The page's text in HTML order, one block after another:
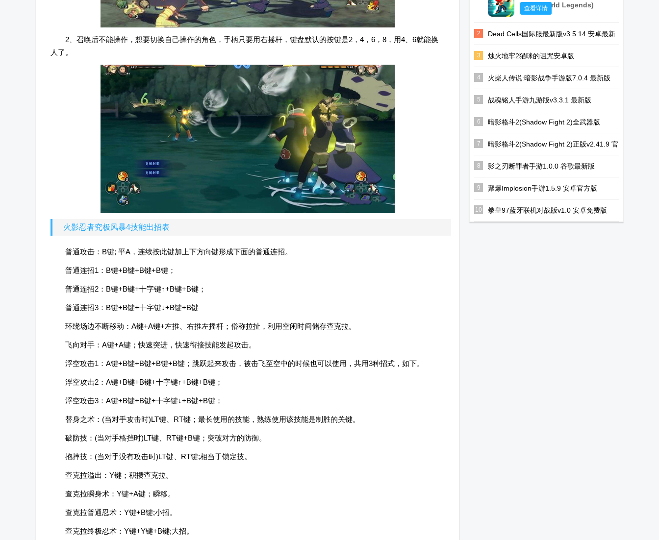
2、召唤后不能操作，想要切换自己操作的角色，手柄只要用右摇杆，键盘默认的按键是2，4，6，8，用4、6就能换
人了。
火影忍者究极风暴4技能出招表
普通攻击：B键; 平A，连续按此键加上下方向键形成下面的普通连招。
普通连招1：B键+B键+B键+B键；
普通连招2：B键+B键+十字键↑+B键+B键；
普通连招3：B键+B键+十字键↓+B键+B键
环绕场边不断移动：A键+A键+左推、右推左摇杆；俗称拉扯，利用空闲时间储存查克拉。
飞向对手：A键+A键；快速突进，快速衔接技能发起攻击。
浮空攻击1：A键+B键+B键+B键+B键；跳跃起来攻击，被击飞至空中的时候也可以使用，共用3种招式，如下。
浮空攻击2：A键+B键+B键+十字键↑+B键+B键；
浮空攻击3：A键+B键+B键+十字键↓+B键+B键；
替身之术：(当对手攻击时)LT键、RT键；最长使用的技能，熟练使用该技能是制胜的关键。
破防技：(当对手格挡时)LT键、RT键+B键；突破对方的防御。
抱摔技：(当对手没有攻击时)LT键、RT键;相当于锁定技。
查克拉溢出：Y键；积攒查克拉。
查克拉瞬身术：Y键+A键；瞬移。
查克拉普通忍术：Y键+B键;小招。
查克拉终极忍术：Y键+Y键+B键;大招。
(Otherworld Legends)
查看详情
2
Dead Cells国际服最新版v3.5.14 安卓最新
版
3
烛火地牢2猫咪的诅咒安卓版
(Tallowmere2)v0.3.7n中文联机版
4 火柴人传说:暗影战争手游版7.0.4 最新版
5 战魂铭人手游九游版v3.3.1 最新版
6
暗影格斗2(Shadow Fight 2)全武器版
v2.41.9 最新版
7
暗影格斗2(Shadow Fight 2)正版v2.41.9 官
方版
8 影之刃断罪者手游1.0.0 谷歌最新版
9 聚爆Implosion手游1.5.9 安卓官方版
10 拳皇97蓝牙联机对战版v1.0 安卓免费版